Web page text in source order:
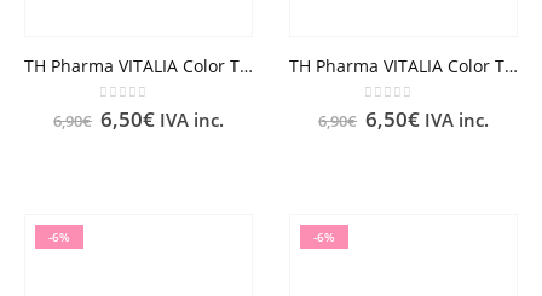
TH Pharma VITALIA Color TINTE Nº 1 NEGRO
0out of 5
6,90€ 6,50€ IVA inc.
TH Pharma VITALIA Color TINTE Nº 1.1 NEGRO AZUL
0out of 5
6,90€ 6,50€ IVA inc.
-6% -6%